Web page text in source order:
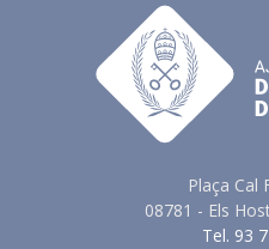
Plaça Cal
08781 - Els
Tel. 93